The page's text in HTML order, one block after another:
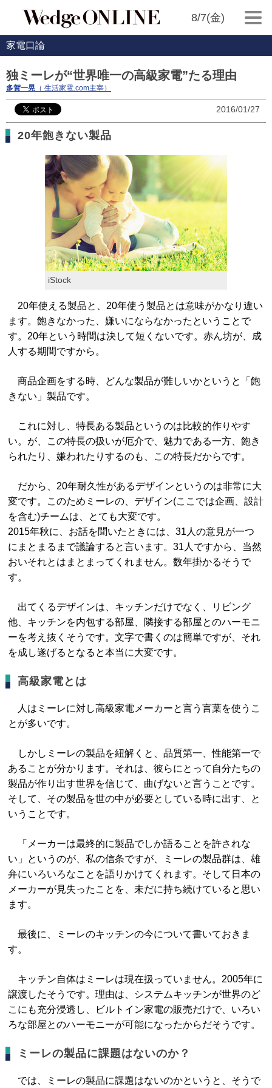
8/7(金)
家電口論
独ミーレが“世界唯一の高級家電”たる理由
多賀一晃 （ 生活家電.com主宰）
2016/01/27
20年飽きない製品
iStock
20年使える製品と、20年使う製品とは意味がかなり違い
ます。飽きなかった、嫌いにならなかったということで
す。20年という時間は決して短くないです。赤ん坊が、成
人する期間ですから。
商品企画をする時、どんな製品が難しいかというと「飽
きない」製品です。
これに対し、特長ある製品というのは比較的作りやす
い。が、この特長の扱いが厄介で、魅力である一方、飽き
られたり、嫌われたりするのも、この特長だからです。
だから、20年耐久性があるデザインというのは非常に大
変です。このためミーレの、デザイン(ここでは企画、設計
を含む)チームは、とても大変です。
2015年秋に、お話を聞いたときには、31人の意見が一つ
にまとまるまで議論すると言います。31人ですから、当然
おいそれとはまとまってくれません。数年掛かるそうで
す。
出てくるデザインは、キッチンだけでなく、リビング
他、キッチンを内包する部屋、隣接する部屋とのハーモニ
ーを考え抜くそうです。文字で書くのは簡単ですが、それ
を成し遂げるとなると本当に大変です。
高級家電とは
人はミーレに対し高級家電メーカーと言う言葉を使うこ
とが多いです。
しかしミーレの製品を紐解くと、品質第一、性能第一で
あることが分かります。それは、彼らにとって自分たちの
製品が作り出す世界を信じて、曲げないと言うことです。
そして、その製品を世の中が必要としている時に出す、と
いうことです。
「メーカーは最終的に製品でしか語ることを許されな
い」というのが、私の信条ですが、ミーレの製品群は、雄
弁にいろいろなことを語りかけてくれます。そして日本の
メーカーが見失ったことを、未だに持ち続けていると思い
ます。
最後に、ミーレのキッチンの今について書いておきま
す。
キッチン自体はミーレは現在扱っていません。2005年に
譲渡したそうです。理由は、システムキッチンが世界のど
こにも充分浸透し、ビルトイン家電の販売だけで、いろい
ろな部屋とのハーモニーが可能になったからだそうです。
ミーレの製品に課題はないのか？
では、ミーレの製品に課題はないのかというと、そうで